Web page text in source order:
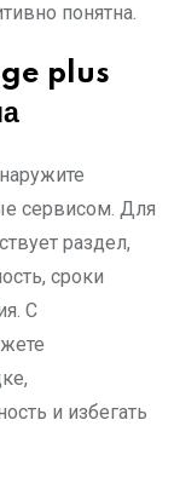
понятна.
plus
сервисом. Для
раздел,
сроки
С
и избегать